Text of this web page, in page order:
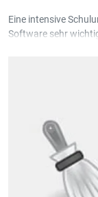
Eine intensive
Software sehr